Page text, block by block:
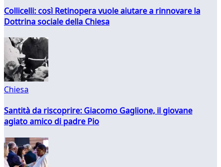
Collicelli: così Retinopera vuole aiutare a rinnovare la
Dottrina sociale della Chiesa
Chiesa
Santità da riscoprire: Giacomo Gaglione, il giovane
agiato amico di padre Pio